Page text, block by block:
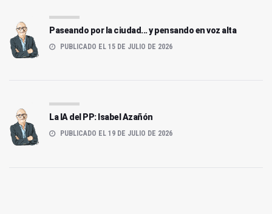
Paseando por la ciudad... y pensando en voz alta
PUBLICADO EL 15 DE JULIO DE 2026
La IA del PP: Isabel Azañón
PUBLICADO EL 19 DE JULIO DE 2026